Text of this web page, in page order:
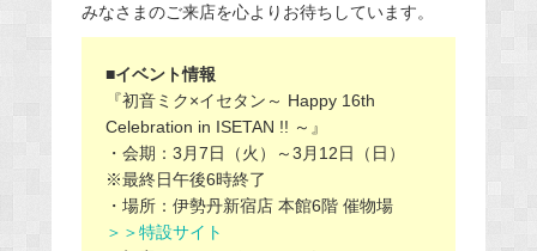
みなさまのご来店を心よりお待ちしています。
■イベント情報
『初音ミク×イセタン～ Happy 16th
Celebration in ISETAN !! ～』
・会期：3月7日（火）～3月12日（日）
※最終日午後6時終了
・場所：伊勢丹新宿店 本館6階 催物場
＞＞特設サイト